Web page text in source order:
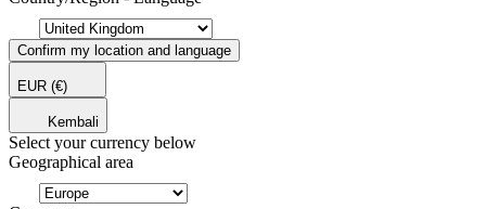
Confirm my location and language
EUR (€)
Kembali
Select your currency below
Geographical area